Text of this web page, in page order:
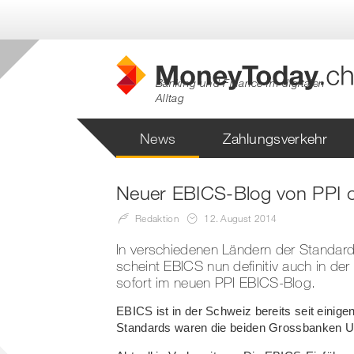
Banking und Finance im digitalen
Alltag
News Zahlungsverkehr
Harmoniserung
Zahlungsverkehr
EBICS
Finanzinstitute
Unternehmen &
Neuer EBICS-Blog von PPI
Redaktion 12. August 2014
In verschiedenen Ländern der
scheint EBICS nun definitiv auch in
sofort im neuen PPI EBICS-Blog.
EBICS ist in der Schweiz bereits seit
Standards waren die beiden Grossbanken
NETZWERKPARTNER
Swiss FinTech
Engagiert für die